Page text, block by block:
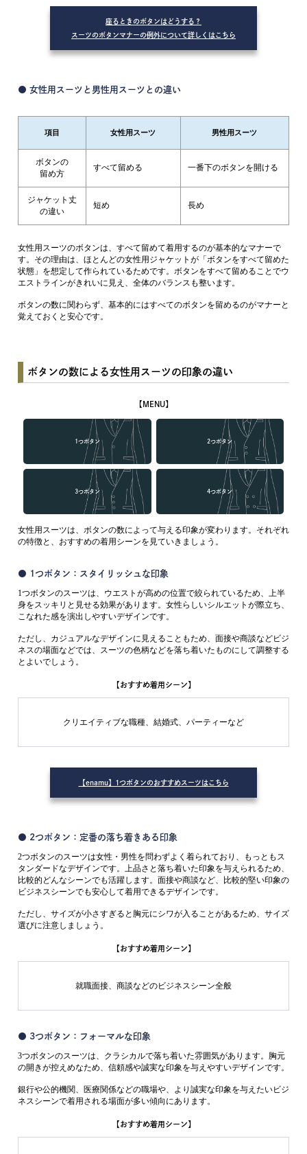
座るときのボタンはどうする？
スーツのボタンマナーの例外について詳しくはこちら
● 女性用スーツと男性用スーツとの違い
項目 女性用スーツ 男性用スーツ
ボタンの
留め方
すべて留める 一番下のボタンを開ける
ジャケット丈
の違い
短め 長め
女性用スーツのボタンは、すべて留めて着用するのが基本的なマナーで
す。その理由は、ほとんどの女性用ジャケットが「ボタンをすべて留めた
状態」を想定して作られているためです。ボタンをすべて留めることでウ
エストラインがきれいに見え、全体のバランスも整います。
ボタンの数に関わらず、基本的にはすべてのボタンを留めるのがマナーと
覚えておくと安心です。
ボタンの数による女性用スーツの印象の違い
【MENU】
1つボタン 2つボタン
3つボタン 4つボタン
女性用スーツは、ボタンの数によって与える印象が変わります。それぞれ
の特徴と、おすすめの着用シーンを見ていきましょう。
● 1つボタン：スタイリッシュな印象
1つボタンのスーツは、ウエストが高めの位置で絞られているため、上半
身をスッキリと見せる効果があります。女性らしいシルエットが際立ち、
こなれた感を演出しやすいデザインです。
ただし、カジュアルなデザインに見えることもため、面接や商談などビジ
ネスの場面などでは、スーツの色柄などを落ち着いたものにして調整する
とよいでしょう。
【おすすめ着用シーン】
クリエイティブな職種、結婚式、パーティーなど
【enamu】1つボタンのおすすめスーツはこちら
● 2つボタン：定番の落ち着きある印象
2つボタンのスーツは女性・男性を問わずよく着られており、もっともス
タンダードなデザインです。上品さと落ち着いた印象を与えられるため、
比較的どんなシーンでも活躍します。面接や商談など、比較的堅い印象の
ビジネスシーンでも安心して着用できるデザインです。
ただし、サイズが小さすぎると胸元にシワが入ることがあるため、サイズ
選びに注意しましょう。
【おすすめ着用シーン】
就職面接、商談などのビジネスシーン全般
● 3つボタン：フォーマルな印象
3つボタンのスーツは、クラシカルで落ち着いた雰囲気があります。胸元
の開きが控えめなため、信頼感や誠実な印象を与えやすいデザインです。
銀行や公的機関、医療関係などの職場や、より誠実な印象を与えたいビジ
ネスシーンで着用される場面が多い傾向にあります。
【おすすめ着用シーン】